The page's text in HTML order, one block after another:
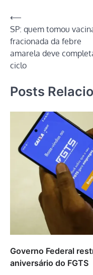
Navegação
de
Post
⟵
SP: quem tomou
fracionada da febre
amarela deve
ciclo
Posts
Governo Federal
aniversário do FGTS